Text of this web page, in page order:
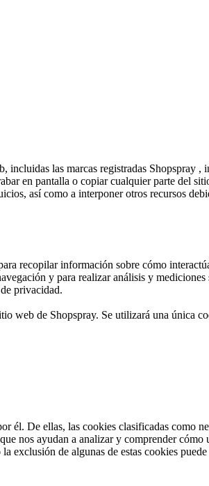
incluidas las marcas registradas
en pantalla o copiar cualquier parte del
así como a interponer otros recursos
recopilar información sobre cómo
y para realizar análisis y
privacidad.
web de Shopspray. Se utilizará una única
De ellas, las cookies clasificadas como
nos ayudan a analizar y comprender
exclusión de algunas de estas cookies